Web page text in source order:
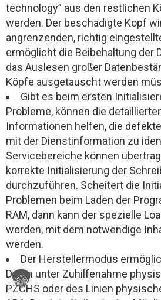
technology” aus den restlichen
werden. Der beschädigte Kopf
angrenzenden, richtig
ermöglicht die Beibehaltung der
das Auslesen großer
Köpfe ausgetauscht werden
Gibt es beim ersten
Probleme, können die
Informationen helfen, die
mit der Dienstinformation zu
Servicebereiche können
korrekte Initialisierung der
durchzuführen. Scheitert die
Problemen beim Laden der
RAM, dann kann der spezielle
werden, mit dem notwendige
werden.
Der Herstellermodus
Daten unter Zuhilfenahme
PZCHS oder des Linien